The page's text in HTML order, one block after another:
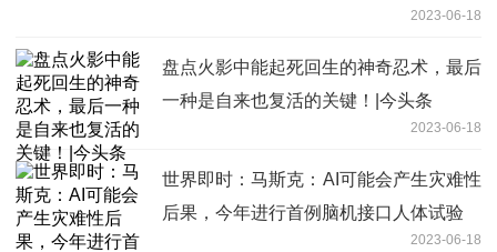
2023-06-18
盘点火影中能起死回生的神奇忍术，最后
一种是自来也复活的关键！|今头条
2023-06-18
世界即时：马斯克：AI可能会产生灾难性
后果，今年进行首例脑机接口人体试验
2023-06-18